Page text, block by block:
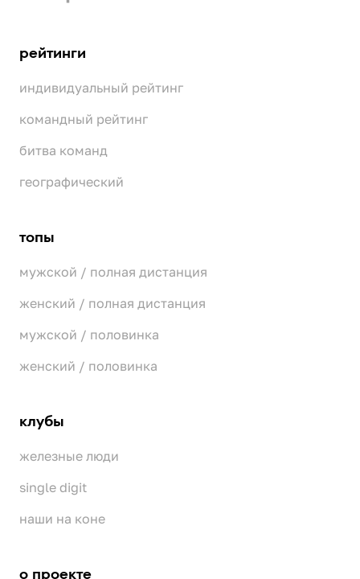
рейтинги
индивидуальный рейтинг
командный рейтинг
битва команд
географический
топы
мужской / полная дистанция
женский / полная дистанция
мужской / половинка
женский / половинка
клубы
железные люди
single digit
наши на коне
о проекте